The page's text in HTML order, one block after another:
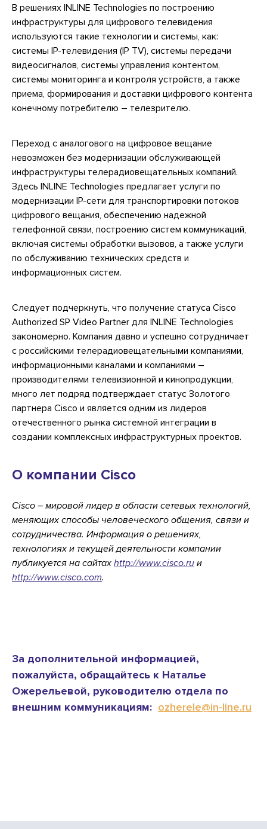
В решениях INLINE Technologies по построению
инфраструктуры для цифрового телевидения
используются такие технологии и системы, как:
системы IP-телевидения (IP TV), системы передачи
видеосигналов, системы управления контентом,
системы мониторинга и контроля устройств, а также
приема, формирования и доставки цифрового контента
конечному потребителю – телезрителю.
Переход с аналогового на цифровое вещание
невозможен без модернизации обслуживающей
инфраструктуры телерадиовещательных компаний.
Здесь INLINE Technologies предлагает услуги по
модернизации IP-сети для транспортировки потоков
цифрового вещания, обеспечению надежной
телефонной связи, построению систем коммуникаций,
включая системы обработки вызовов, а также услуги
по обслуживанию технических средств и
информационных систем.
Следует подчеркнуть, что получение статуса Cisco
Authorized SP Video Partner для INLINE Technologies
закономерно. Компания давно и успешно сотрудничает
с российскими телерадиовещательными компаниями,
информационными каналами и компаниями –
производителями телевизионной и кинопродукции,
много лет подряд подтверждает статус Золотого
партнера Cisco и является одним из лидеров
отечественного рынка системной интеграции в
создании комплексных инфраструктурных проектов.
О компании Cisco
Cisco – мировой лидер в области сетевых технологий,
меняющих способы человеческого общения, связи и
сотрудничества. Информация о решениях,
технологиях и текущей деятельности компании
публикуется на сайтах http://www.cisco.ru и
http://www.cisco.com.
За дополнительной информацией,
пожалуйста, обращайтесь к Наталье
Ожерельевой, руководителю отдела по
внешним коммуникациям: ozherele@in-line.ru